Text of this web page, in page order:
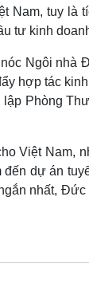
Nam, tuy là
tư kinh
Ngôi nhà
hợp tác
Phòng
Việt Nam,
dự án
nhất,